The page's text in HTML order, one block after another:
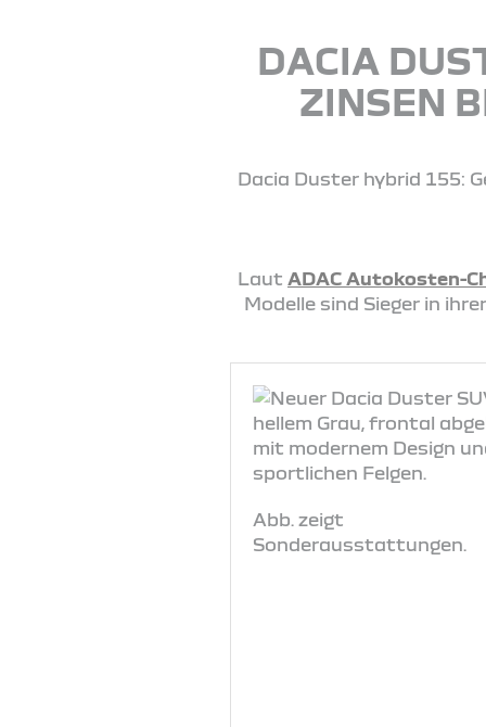
DACIA
ZINSEN
Dacia Duster hybrid 155:
Laut ADAC Autokosten-
Modelle sind Sieger in
Abb. zeigt
Sonderausstattungen.